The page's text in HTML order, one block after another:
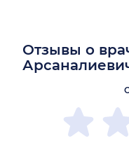
Отзывы о